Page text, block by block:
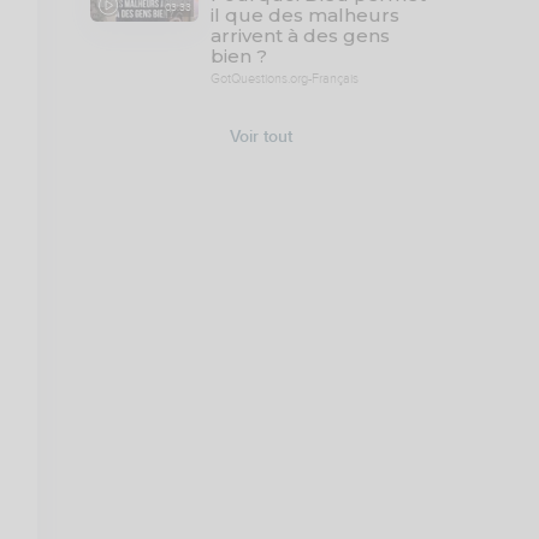
03:33
il que des malheurs
arrivent à des gens
bien ?
GotQuestions.org-Français
Voir tout